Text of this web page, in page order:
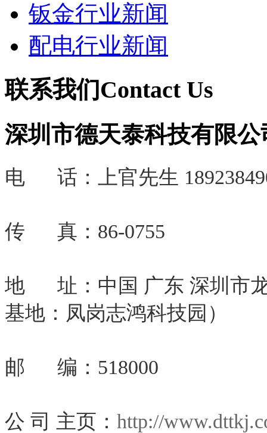
钣金行业新闻
配电行业新闻
联系我们 Contact Us
深圳市德天泰科技有限公
电 话： 上官先生
传 真：86-0755
地 址：中国 广东 深圳市
基地：凤岗志鸿科技园）
邮 编：518000
公 司 主页： http://